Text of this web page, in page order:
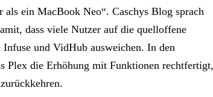
ein MacBook Neo“. Caschys Blog sprach
dass viele Nutzer auf die quelloffene
und VidHub ausweichen. In den
Plex die Erhöhung mit Funktionen rechtfertigt,